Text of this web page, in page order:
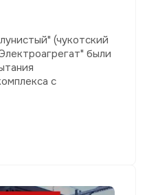
(чукотский
были
с